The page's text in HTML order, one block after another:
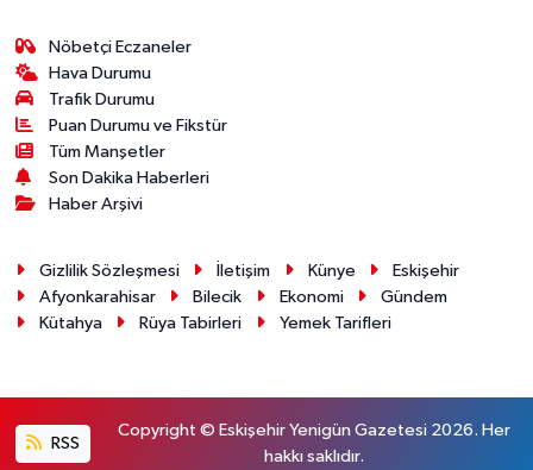
Nöbetçi Eczaneler
Hava Durumu
Trafik Durumu
Puan Durumu ve Fikstür
Tüm Manşetler
Son Dakika Haberleri
Haber Arşivi
Gizlilik Sözleşmesi İletişim Künye
Eskişehir
Afyonkarahisar
Bilecik Ekonomi
Gündem
Kütahya
Rüya Tabirleri Yemek Tarifleri
RSS
Copyright © Eskişehir Yenigün Gazetesi 2026. Her
hakkı saklıdır.